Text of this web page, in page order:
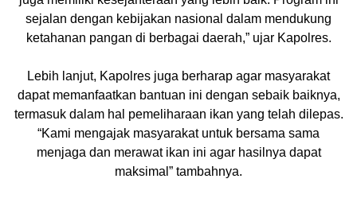
sejalan dengan kebijakan nasional dalam mendukung
ketahanan pangan di berbagai daerah,” ujar Kapolres.
Lebih lanjut, Kapolres juga berharap agar masyarakat
dapat memanfaatkan bantuan ini dengan sebaik baiknya,
termasuk dalam hal pemeliharaan ikan yang telah dilepas.
“Kami mengajak masyarakat untuk bersama sama
menjaga dan merawat ikan ini agar hasilnya dapat
maksimal” tambahnya.